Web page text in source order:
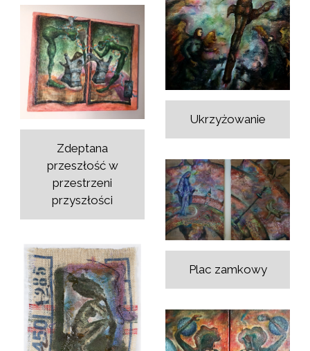
Ukrzyżowanie
Zdeptana
przeszłość w
przestrzeni
przyszłości
Plac zamkowy